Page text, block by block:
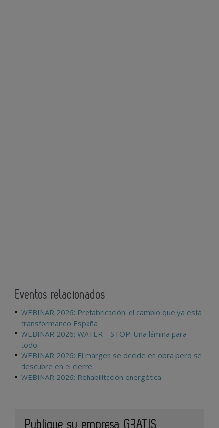
Eventos relacionados
WEBINAR 2026: Prefabricación: el cambio que ya está
transformando España
WEBINAR 2026: WATER – STOP: Una lámina para
todo.
WEBINAR 2026: El margen se decide en obra pero se
descubre en el cierre
WEBINAR 2026: Rehabilitación energética
Publique su empresa GRATIS